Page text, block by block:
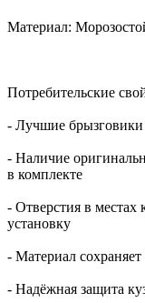
Материал:
Потребительские
- Лучшие брызговики
- Наличие
в комплекте
- Отверстия в
установку
- Материал
- Надёжная защита